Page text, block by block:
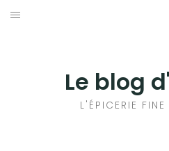
Aller
Le blog
L'ÉPICERIE